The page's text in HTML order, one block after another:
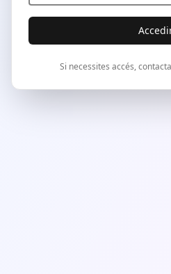
Si necessites accés,